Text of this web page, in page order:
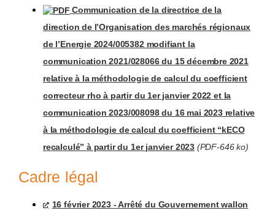
Communication de la directrice de la
direction de l’Organisation des marchés régionaux
de l’Energie 2024/005382 modifiant la
communication 2021/028066 du 15 décembre 2021
relative à la méthodologie de calcul du coefficient
correcteur rho à partir du 1er janvier 2022 et la
communication 2023/008098 du 16 mai 2023 relative
à la méthodologie de calcul du coefficient “kECO
recalculé” à partir du 1er janvier 2023(PDF-646 ko)
Cadre légal
16 février 2023 - Arrêté du Gouvernement wallon